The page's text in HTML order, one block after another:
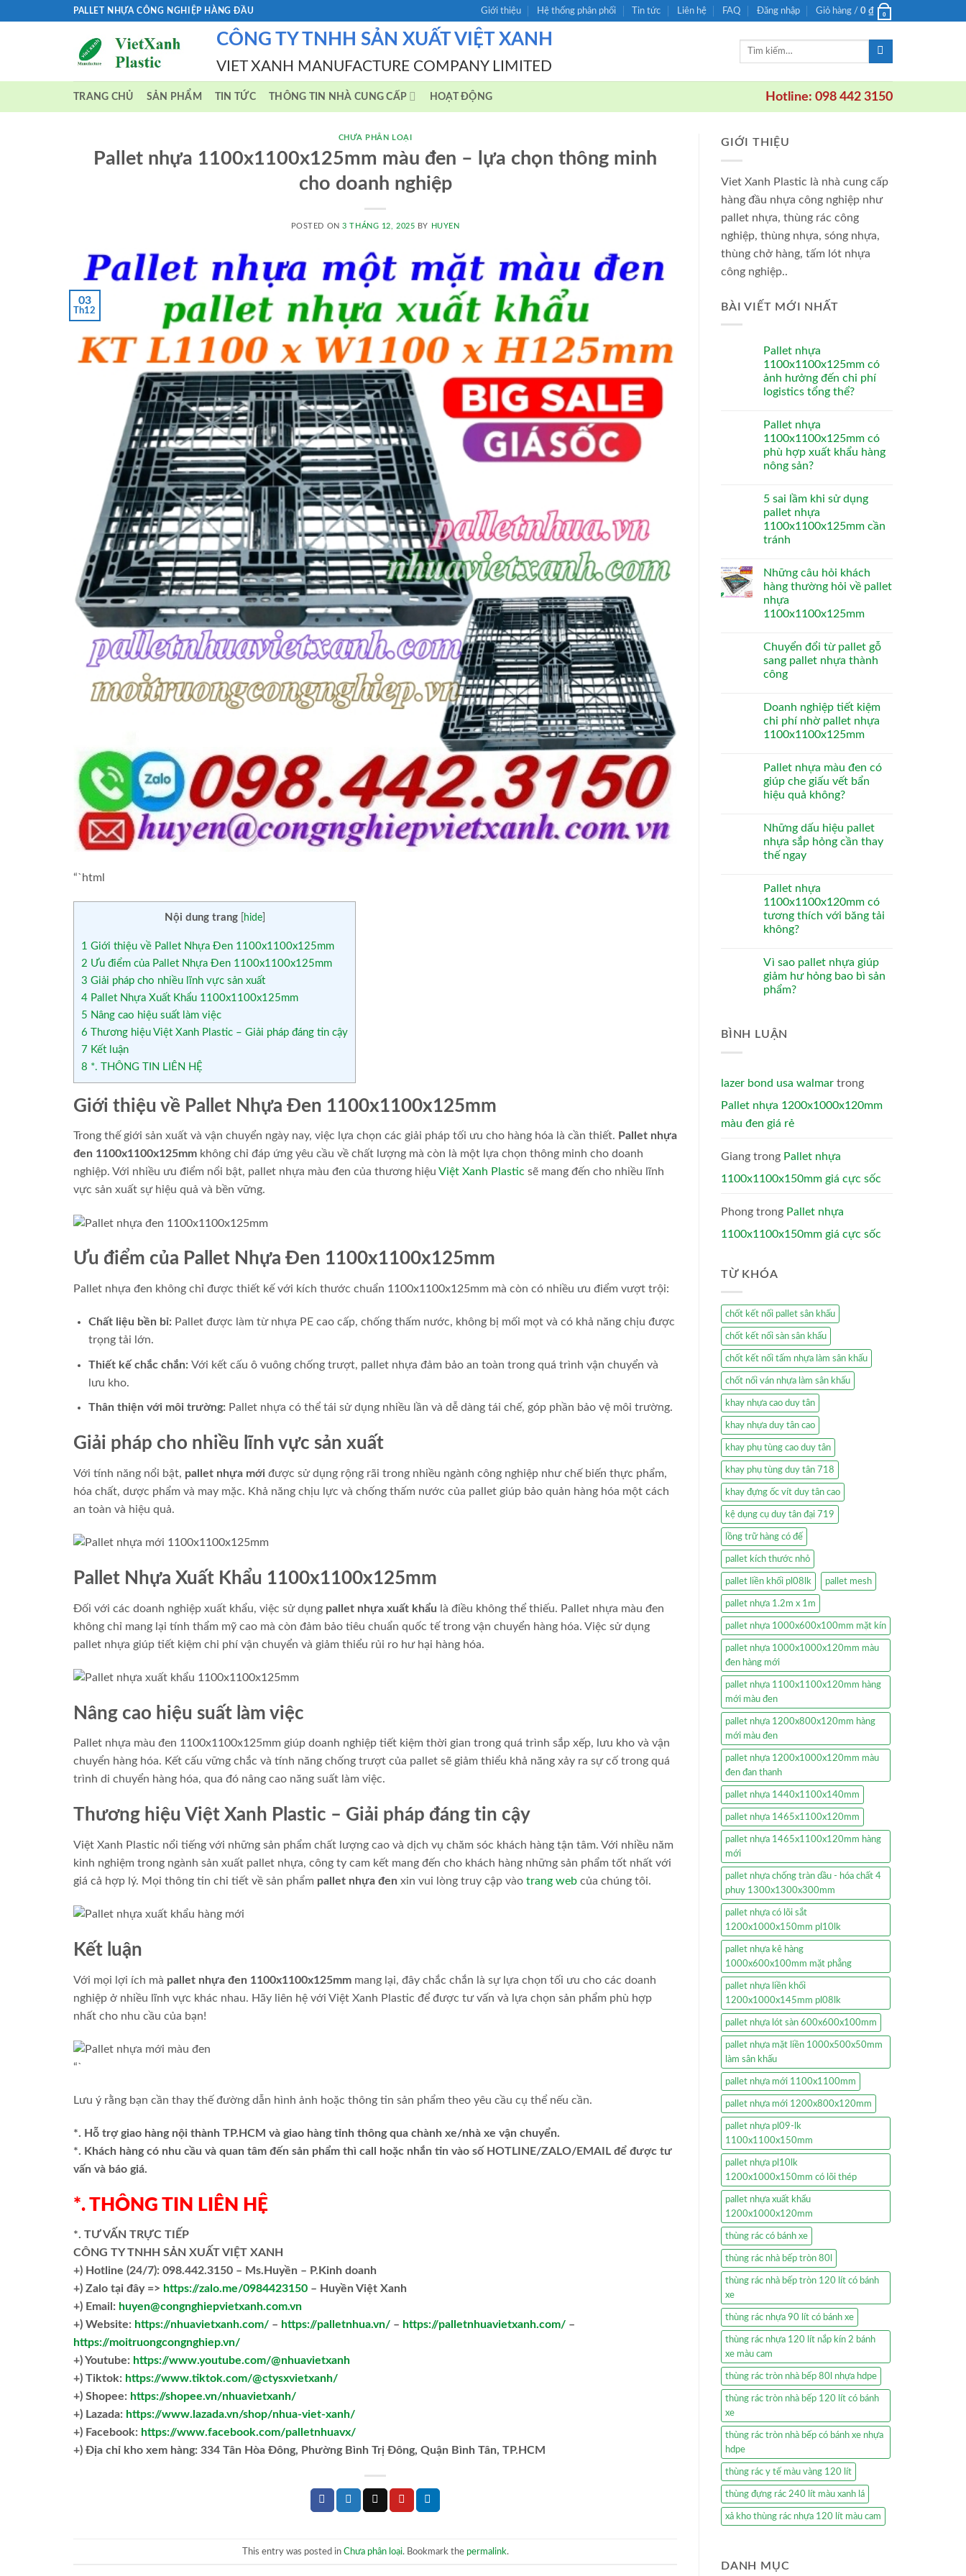
PALLET NHỰA CÔNG NGHIỆP HÀNG ĐẦU Giới thiệu Hệ thống phân phối Tin tức Liên hệ FAQ Đăng nhập Giỏ hàng / 0 ₫ 0
CÔNG TY TNHH SẢN XUẤT VIỆT XANH
VIET XANH MANUFACTURE COMPANY LIMITED
Tìm
TRANG CHỦ SẢN PHẨM TIN TỨC THÔNG TIN NHÀ CUNG CẤP HOẠT ĐỘNG Hotline: 098 442 3150
CHƯA PHÂN LOẠI
Pallet nhựa 1100x1100x125mm màu đen – lựa chọn thông minh
cho doanh nghiệp
POSTED ON3 THÁNG 12, 2025 BY HUYEN
03
Th12
“`html
Nội dung trang hide]
1 Giới thiệu về Pallet Nhựa Đen 1100x1100x125mm
2 Ưu điểm của Pallet Nhựa Đen 1100x1100x125mm
3 Giải pháp cho nhiều lĩnh vực sản xuất
4 Pallet Nhựa Xuất Khẩu 1100x1100x125mm
5 Nâng cao hiệu suất làm việc
6 Thương hiệu Việt Xanh Plastic – Giải pháp đáng tin cậy
7 Kết luận
8 *. THÔNG TIN LIÊN HỆ
Giới thiệu về Pallet Nhựa Đen 1100x1100x125mm
Trong thế giới sản xuất và vận chuyển ngày nay, việc lựa chọn các giải pháp tối ưu cho hàng hóa là cần thiết. Pallet nhựa
đen 1100x1100x125mm không chỉ đáp ứng yêu cầu về chất lượng mà còn là một lựa chọn thông minh cho doanh
nghiệp. Với nhiều ưu điểm nổi bật, pallet nhựa màu đen của thương hiệu Việt Xanh Plastic sẽ mang đến cho nhiều lĩnh
vực sản xuất sự hiệu quả và bền vững.
Ưu điểm của Pallet Nhựa Đen 1100x1100x125mm
Pallet nhựa đen không chỉ được thiết kế với kích thước chuẩn 1100x1100x125mm mà còn có nhiều ưu điểm vượt trội:
Chất liệu bền bỉ: Pallet được làm từ nhựa PE cao cấp, chống thấm nước, không bị mối mọt và có khả năng chịu được
trọng tải lớn.
Thiết kế chắc chắn: Với kết cấu ô vuông chống trượt, pallet nhựa đảm bảo an toàn trong quá trình vận chuyển và
lưu kho.
Thân thiện với môi trường: Pallet nhựa có thể tái sử dụng nhiều lần và dễ dàng tái chế, góp phần bảo vệ môi trường.
Giải pháp cho nhiều lĩnh vực sản xuất
Với tính năng nổi bật, pallet nhựa mới được sử dụng rộng rãi trong nhiều ngành công nghiệp như chế biến thực phẩm,
hóa chất, dược phẩm và may mặc. Khả năng chịu lực và chống thấm nước của pallet giúp bảo quản hàng hóa một cách
an toàn và hiệu quả.
Pallet Nhựa Xuất Khẩu 1100x1100x125mm
Đối với các doanh nghiệp xuất khẩu, việc sử dụng pallet nhựa xuất khẩu là điều không thể thiếu. Pallet nhựa màu đen
không chỉ mang lại tính thẩm mỹ cao mà còn đảm bảo tiêu chuẩn quốc tế trong vận chuyển hàng hóa. Việc sử dụng
pallet nhựa giúp tiết kiệm chi phí vận chuyển và giảm thiểu rủi ro hư hại hàng hóa.
Nâng cao hiệu suất làm việc
Pallet nhựa màu đen 1100x1100x125mm giúp doanh nghiệp tiết kiệm thời gian trong quá trình sắp xếp, lưu kho và vận
chuyển hàng hóa. Kết cấu vững chắc và tính năng chống trượt của pallet sẽ giảm thiểu khả năng xảy ra sự cố trong quá
trình di chuyển hàng hóa, qua đó nâng cao năng suất làm việc.
Thương hiệu Việt Xanh Plastic – Giải pháp đáng tin cậy
Việt Xanh Plastic nổi tiếng với những sản phẩm chất lượng cao và dịch vụ chăm sóc khách hàng tận tâm. Với nhiều năm
kinh nghiệm trong ngành sản xuất pallet nhựa, công ty cam kết mang đến cho khách hàng những sản phẩm tốt nhất với
giá cả hợp lý. Mọi thông tin chi tiết về sản phẩm pallet nhựa đen xin vui lòng truy cập vào trang web của chúng tôi.
Kết luận
Với mọi lợi ích mà pallet nhựa đen 1100x1100x125mm mang lại, đây chắc chắn là sự lựa chọn tối ưu cho các doanh
nghiệp ở nhiều lĩnh vực khác nhau. Hãy liên hệ với Việt Xanh Plastic để được tư vấn và lựa chọn sản phẩm phù hợp
nhất cho nhu cầu của bạn!
“`
Lưu ý rằng bạn cần thay thế đường dẫn hình ảnh hoặc thông tin sản phẩm theo yêu cầu cụ thể nếu cần.
*. Hỗ trợ giao hàng nội thành TP.HCM và giao hàng tỉnh thông qua chành xe/nhà xe vận chuyển.
*. Khách hàng có nhu cầu và quan tâm đến sản phẩm thì call hoặc nhắn tin vào số HOTLINE/ZALO/EMAIL để được tư
vấn và báo giá.
*. THÔNG TIN LIÊN HỆ
*. TƯ VẤN TRỰC TIẾP
CÔNG TY TNHH SẢN XUẤT VIỆT XANH
+) Hotline (24/7): 098.442.3150 – Ms.Huyền – P.Kinh doanh
+) Zalo tại đây => https://zalo.me/0984423150 – Huyền Việt Xanh
+) Email: huyen@congnghiepvietxanh.com.vn
+) Website: https://nhuavietxanh.com/ – https://palletnhua.vn/ – https://palletnhuavietxanh.com/ –
https://moitruongcongnghiep.vn/
+) Youtube: https://www.youtube.com/@nhuavietxanh
+) Tiktok: https://www.tiktok.com/@ctysxvietxanh/
+) Shopee: https://shopee.vn/nhuavietxanh/
+) Lazada: https://www.lazada.vn/shop/nhua-viet-xanh/
+) Facebook: https://www.facebook.com/palletnhuavx/
+) Địa chỉ kho xem hàng: 334 Tân Hòa Đông, Phường Bình Trị Đông, Quận Bình Tân, TP.HCM
This entry was posted in Chưa phân loại. Bookmark the permalink.
GIỚI THIỆU
Viet Xanh Plastic là nhà cung cấp
hàng đầu nhựa công nghiệp như
pallet nhựa, thùng rác công
nghiệp, thùng nhựa, sóng nhựa,
thùng chở hàng, tấm lót nhựa
công nghiệp..
BÀI VIẾT MỚI NHẤT
Pallet nhựa
1100x1100x125mm có
ảnh hưởng đến chi phí
logistics tổng thể?
Pallet nhựa
1100x1100x125mm có
phù hợp xuất khẩu hàng
nông sản?
5 sai lầm khi sử dụng
pallet nhựa
1100x1100x125mm cần
tránh
Những câu hỏi khách
hàng thường hỏi về pallet
nhựa
1100x1100x125mm
Chuyển đổi từ pallet gỗ
sang pallet nhựa thành
công
Doanh nghiệp tiết kiệm
chi phí nhờ pallet nhựa
1100x1100x125mm
Pallet nhựa màu đen có
giúp che giấu vết bẩn
hiệu quả không?
Những dấu hiệu pallet
nhựa sắp hỏng cần thay
thế ngay
Pallet nhựa
1100x1100x120mm có
tương thích với băng tải
không?
Vì sao pallet nhựa giúp
giảm hư hỏng bao bì sản
phẩm?
BÌNH LUẬN
lazer bond usa walmar trong
Pallet nhựa 1200x1000x120mm
màu đen giá rẻ
Giang trong Pallet nhựa
1100x1100x150mm giá cực sốc
Phong trong Pallet nhựa
1100x1100x150mm giá cực sốc
TỪ KHÓA
chốt kết nối pallet sân khấu
chốt kết nối sàn sân khấu
chốt kết nối tấm nhựa làm sân khấu
chốt nối ván nhựa làm sân khấu
khay nhựa cao duy tân
khay nhựa duy tân cao
khay phụ tùng cao duy tân
khay phụ tùng duy tân 718
khay đựng ốc vít duy tân cao
kệ dụng cụ duy tân đại 719
lồng trữ hàng có đế
pallet kích thước nhỏ
pallet liền khối pl08lk pallet mesh
pallet nhựa 1.2m x 1m
pallet nhựa 1000x600x100mm mặt kín
pallet nhựa 1000x1000x120mm màu
đen hàng mới
pallet nhựa 1100x1100x120mm hàng
mới màu đen
pallet nhựa 1200x800x120mm hàng
mới màu đen
pallet nhựa 1200x1000x120mm màu
đen đan thanh
pallet nhựa 1440x1100x140mm
pallet nhựa 1465x1100x120mm
pallet nhựa 1465x1100x120mm hàng
mới
pallet nhựa chống tràn dầu - hóa chất 4
phuy 1300x1300x300mm
pallet nhựa có lõi sắt
1200x1000x150mm pl10lk
pallet nhựa kê hàng
1000x600x100mm mặt phẳng
pallet nhựa liền khối
1200x1000x145mm pl08lk
pallet nhựa lót sàn 600x600x100mm
pallet nhựa mặt liền 1000x500x50mm
làm sân khấu
pallet nhựa mới 1100x1100mm
pallet nhựa mới 1200x800x120mm
pallet nhựa pl09-lk
1100x1100x150mm
pallet nhựa pl10lk
1200x1000x150mm có lõi thép
pallet nhựa xuất khẩu
1200x1000x120mm
thùng rác có bánh xe
thùng rác nhà bếp tròn 80l
thùng rác nhà bếp tròn 120 lít có bánh
xe
thùng rác nhựa 90 lít có bánh xe
thùng rác nhựa 120 lít nắp kín 2 bánh
xe màu cam
thùng rác tròn nhà bếp 80l nhựa hdpe
thùng rác tròn nhà bếp 120 lít có bánh
xe
thùng rác tròn nhà bếp có bánh xe nhựa
hdpe
thùng rác y tế màu vàng 120 lít
thùng đựng rác 240 lít màu xanh lá
xả kho thùng rác nhựa 120 lít màu cam
DANH MỤC